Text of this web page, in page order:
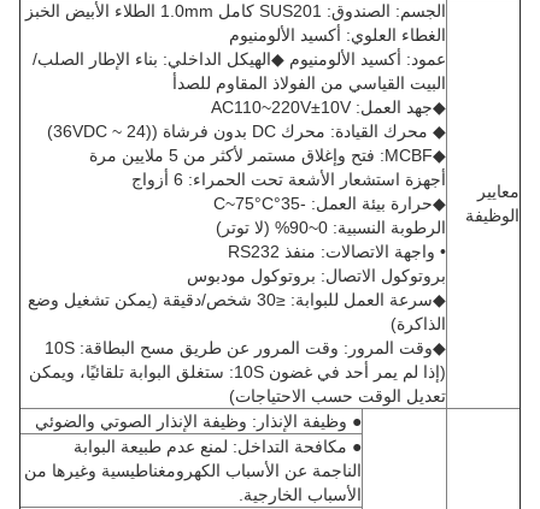
معايير
الوظيفة
الجسم: الصندوق: SUS201 كامل 1.0mm الطلاء الأبيض الخبز
الغطاء العلوي: أكسيد الألومنيوم
عمود: أكسيد الألومنيوم ◆الهيكل الداخلي: بناء الإطار الصلب/
البيت القياسي من الفولاذ المقاوم للصدأ
◆جهد العمل: AC110~220V±10V
◆ محرك القيادة: محرك DC بدون فرشاة ((24 ~ 36VDC)
◆MCBF: فتح وإغلاق مستمر لأكثر من 5 ملايين مرة
أجهزة استشعار الأشعة تحت الحمراء: 6 أزواج
◆حرارة بيئة العمل: -35°C~75°C
الرطوبة النسبية: 0~90% (لا توتر)
• واجهة الاتصالات: منفذ RS232
بروتوكول الاتصال: بروتوكول مودبوس
◆سرعة العمل للبوابة: ≤30 شخص/دقيقة (يمكن تشغيل وضع
الذاكرة)
◆وقت المرور: وقت المرور عن طريق مسح البطاقة: 10S
(إذا لم يمر أحد في غضون 10S: ستغلق البوابة تلقائيًا، ويمكن
تعديل الوقت حسب الاحتياجات)
● وظيفة الإنذار: وظيفة الإنذار الصوتي والضوئي
● مكافحة التداخل: لمنع عدم طبيعة البوابة
الناجمة عن الأسباب الكهرومغناطيسية وغيرها من
الأسباب الخارجية.